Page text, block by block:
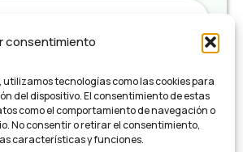
consentimiento
tecnologías como las cookies para
del dispositivo. El consentimiento de estas
como el comportamiento de navegación o
No consentir o retirar el consentimiento,
características y funciones.
un presupuesto o impresión
ayudarte?